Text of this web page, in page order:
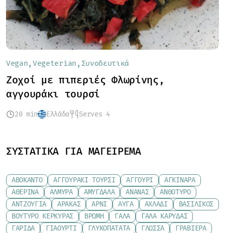
Vegan Vegeterian Συνοδευτικά
Ζοχοί με πιπεριές Φλωρίνης,
αγγουράκι τουρσί
20 min Ελλάδα Serves 4
ΣΥΣΤΑΤΙΚΆ ΓΙΑ ΜΑΓΕΊΡΕΜΑ
ΑΒΟΚΆΝΤΟ ΑΓΓΟΥΡΆΚΙ ΤΟΥΡΣΊ ΑΓΓΟΎΡΙ
ΑΓΚΙΝΆΡΑ
ΑΘΕΡΊΝΑ
ΑΛΜΎΡΑ ΑΜΎΓΔΑΛΑ ΑΝΑΝΆΣ
ΑΝΘΌΤΥΡΟ
ΑΝΤΖΟΎΓΙΑ
ΑΡΑΚΆΣ ΑΡΝΊ ΑΥΓΆ ΑΧΛΆΔΙ
ΒΑΣΙΛΙΚΌΣ
ΒΟΎΤΥΡΟ ΚΕΡΚΎΡΑΣ
ΒΡΏΜΗ ΓΆΛΑ
ΓΆΛΑ ΚΑΡΎΔΑΣ
ΓΑΡΊΔΑ
ΓΙΑΟΎΡΤΙ ΓΛΥΚΟΠΑΤΆΤΑ ΓΛΏΣΣΑ
ΓΡΑΒΙΈΡΑ